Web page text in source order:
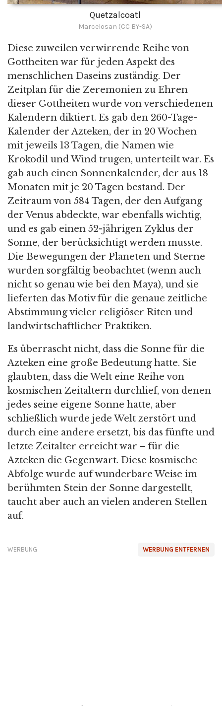
Quetzalcoatl
Marcelosan (CC BY-SA)
Diese zuweilen verwirrende Reihe von
Gottheiten war für jeden Aspekt des
menschlichen Daseins zuständig. Der
Zeitplan für die Zeremonien zu Ehren
dieser Gottheiten wurde von verschiedenen
Kalendern diktiert. Es gab den 260-Tage-
Kalender der Azteken, der in 20 Wochen
mit jeweils 13 Tagen, die Namen wie
Krokodil und Wind trugen, unterteilt war. Es
gab auch einen Sonnenkalender, der aus 18
Monaten mit je 20 Tagen bestand. Der
Zeitraum von 584 Tagen, der den Aufgang
der Venus abdeckte, war ebenfalls wichtig,
und es gab einen 52-jährigen Zyklus der
Sonne, der berücksichtigt werden musste.
Die Bewegungen der Planeten und Sterne
wurden sorgfältig beobachtet (wenn auch
nicht so genau wie bei den Maya), und sie
lieferten das Motiv für die genaue zeitliche
Abstimmung vieler religiöser Riten und
landwirtschaftlicher Praktiken.
Es überrascht nicht, dass die Sonne für die
Azteken eine große Bedeutung hatte. Sie
glaubten, dass die Welt eine Reihe von
kosmischen Zeitaltern durchlief, von denen
jedes seine eigene Sonne hatte, aber
schließlich wurde jede Welt zerstört und
durch eine andere ersetzt, bis das fünfte und
letzte Zeitalter erreicht war – für die
Azteken die Gegenwart. Diese kosmische
Abfolge wurde auf wunderbare Weise im
berühmten Stein der Sonne dargestellt,
taucht aber auch an vielen anderen Stellen
auf.
WERBUNG ENTFERNEN
WERBUNG